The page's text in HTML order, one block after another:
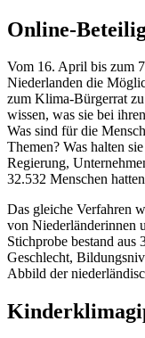
Online-
Vom 16. April bis zum
Niederlanden die
zum Klima-Bürgerrat
wissen, was sie bei
Was sind für die
Themen? Was halten
Regierung,
32.532 Menschen
Das gleiche Verfahren
von Niederländerinnen
Stichprobe bestand aus
Geschlecht,
Abbild der